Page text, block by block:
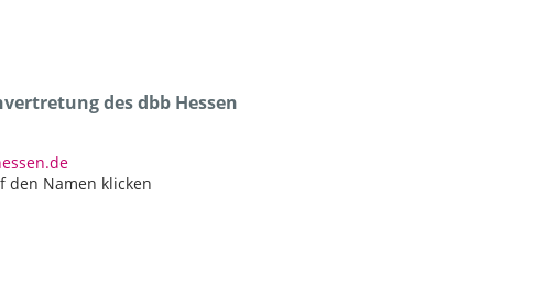
des dbb Hessen
Namen klicken